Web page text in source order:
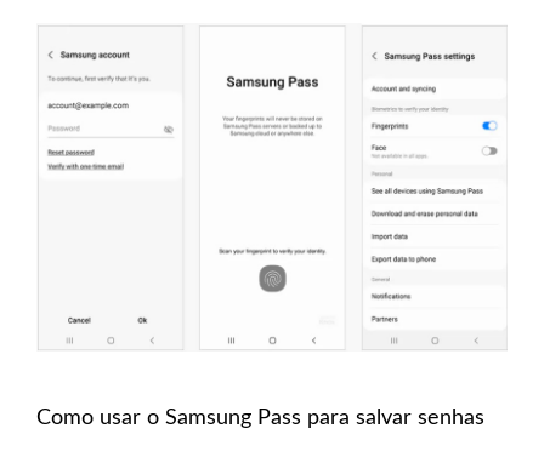
Como usar o Samsung Pass para salvar senhas